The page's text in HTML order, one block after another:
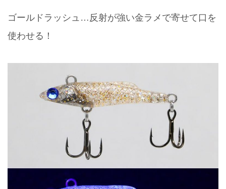
ゴールドラッシュ…反射が強い金ラメで寄せて口を
使わせる！